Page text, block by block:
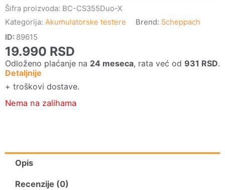
Šifra proizvoda: BC-CS355Duo-X
Kategorija: Akumulatorske testere Brend: Scheppach
ID: 89615
19.990 RSD
Odloženo plaćanje na 24 meseca, rata već od 931 RSD.
Detaljnije
+ troškovi dostave.
Nema na zalihama
Opis
Recenzije (0)